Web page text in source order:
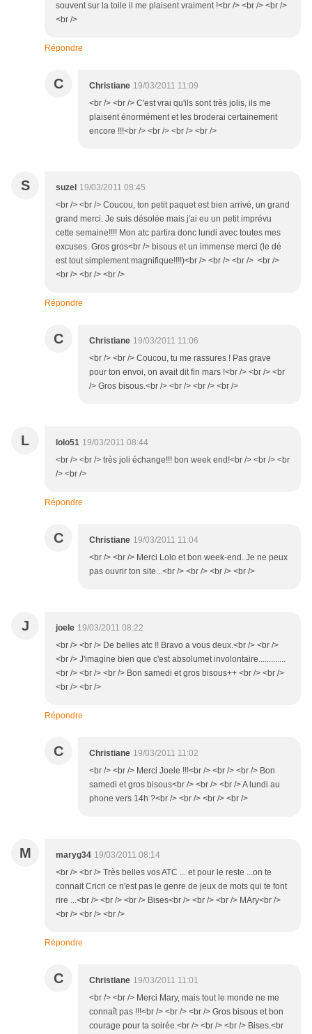
souvent sur la toile il me plaisent vraiment !<br /> <br /> <br />
<br />
Répondre
C Christiane 19/03/2011 11:09
<br /> <br /> C'est vrai qu'ils sont très jolis, ils me
plaisent énormément et les broderai certainement
encore !!!<br /> <br /> <br /> <br />
S suzel 19/03/2011 08:45
<br /> <br /> Coucou, ton petit paquet est bien arrivé, un grand
grand merci. Je suis désolée mais j'ai eu un petit imprévu
cette semaine!!!! Mon atc partira donc lundi avec toutes mes
excuses. Gros gros<br /> bisous et un immense merci (le dé
est tout simplement magnifique!!!!)<br /> <br /> <br /> <br />
<br /> <br /> <br />
Répondre
C Christiane 19/03/2011 11:06
<br /> <br /> Coucou, tu me rassures ! Pas grave
pour ton envoi, on avait dit fin mars !<br /> <br /> <br
/> Gros bisous.<br /> <br /> <br /> <br />
L lolo51 19/03/2011 08:44
<br /> <br /> très joli échange!!! bon week end!<br /> <br /> <br
/> <br />
Répondre
C Christiane 19/03/2011 11:04
<br /> <br /> Merci Lolo et bon week-end. Je ne peux
pas ouvrir ton site...<br /> <br /> <br /> <br />
J joele 19/03/2011 08:22
<br /> <br /> De belles atc !! Bravo a vous deux.<br /> <br />
<br /> J'imagine bien que c'est absolumet involontaire.............
<br /> <br /> <br /> Bon samedi et gros bisous++ <br /> <br />
<br /> <br />
Répondre
C Christiane 19/03/2011 11:02
<br /> <br /> Merci Joele !!!<br /> <br /> <br /> Bon
samedi et gros bisous<br /> <br /> <br /> A lundi au
phone vers 14h ?<br /> <br /> <br /> <br />
M maryg34 19/03/2011 08:14
<br /> <br /> Très belles vos ATC ... et pour le reste ...on te
connait Cricri ce n'est pas le genre de jeux de mots qui te font
rire ...<br /> <br /> <br /> Bises<br /> <br /> <br /> MAry<br />
<br /> <br /> <br />
Répondre
C Christiane 19/03/2011 11:01
<br /> <br /> Merci Mary, mais tout le monde ne me
connaît pas !!!<br /> <br /> <br /> Gros bisous et bon
courage pour ta soirée.<br /> <br /> <br /> Bises.<br